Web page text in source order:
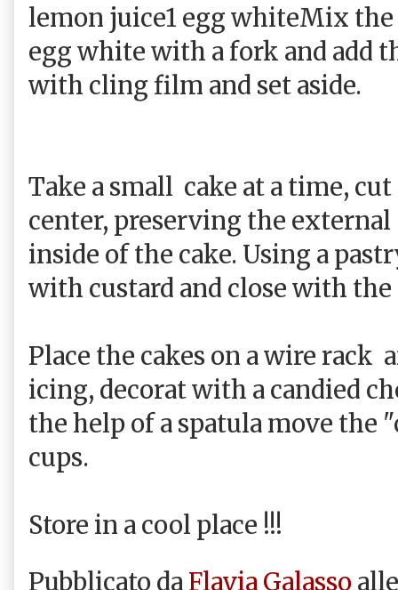
lemon juice1 egg whiteMix the
egg white with a fork and add
with cling film and set aside.
Take a small cake at a time,
center, preserving the external
inside of the cake. Using a
with custard and close with the
Place the cakes on a wire rack
icing, decorat with a candied
the help of a spatula move the "
cups.
Store in a cool place !!!
Pubblicato da Flavia Galasso